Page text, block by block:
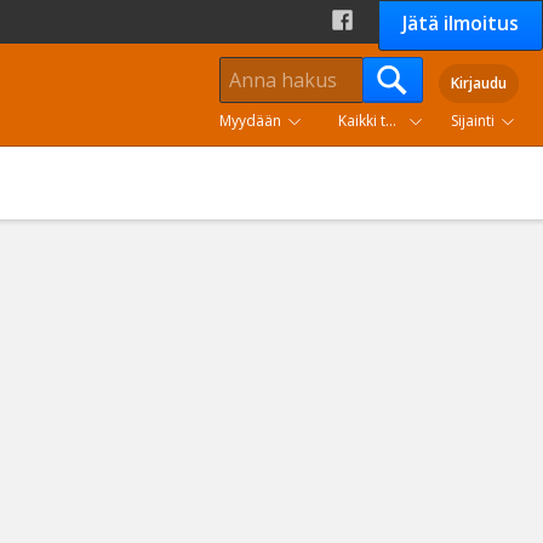
Jätä ilmoitus
Kirjaudu
Myydään
Kaikki tuoteryhmät Sijainti